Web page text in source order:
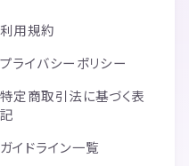
利用規約
プライバシーポリシー
特定商取引法に基づく表
記
ガイドライン一覧